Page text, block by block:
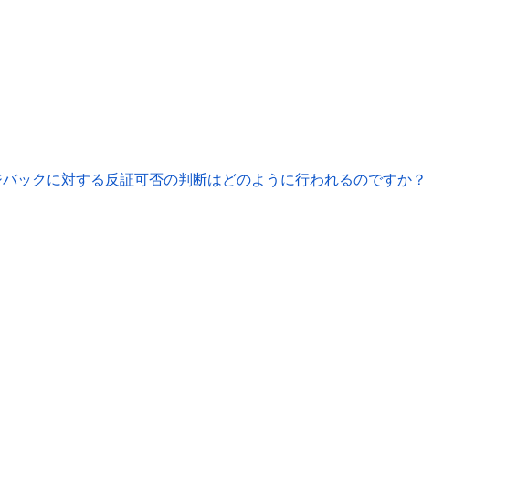
ックに対する反証可否の判断はどのように行われるのですか？